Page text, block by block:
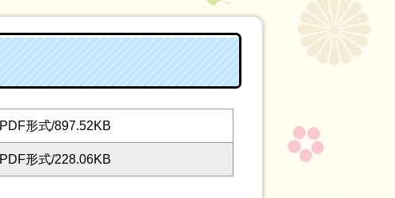
PDF形式/897.52KB
PDF形式/228.06KB